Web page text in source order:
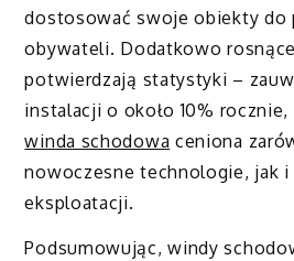
dostosować swoje obiekty do
obywateli. Dodatkowo
potwierdzają statystyki –
instalacji o około 10% rocznie,
winda schodowa ceniona
nowoczesne technologie, jak
eksploatacji.
Podsumowując, windy